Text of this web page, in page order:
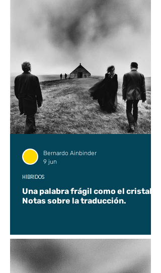
Una palabra frágil como el cristal.
Notas sobre la traducción.
HÍBRIDOS
Bernardo Ainbinder
9 jun